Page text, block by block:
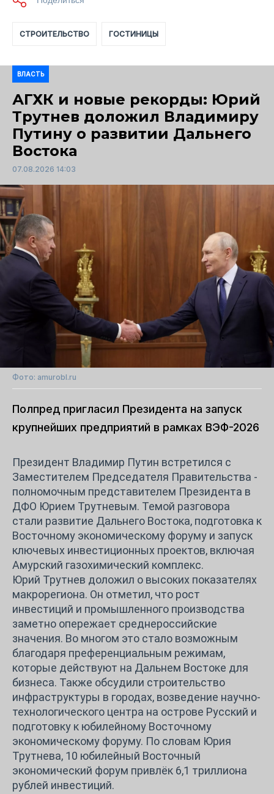
СТРОИТЕЛЬСТВО ГОСТИНИЦЫ
ВЛАСТЬ
АГХК и новые рекорды: Юрий
Трутнев доложил Владимиру
Путину о развитии Дальнего
Востока
07.08.2026 14:03
Фото: amurobl.ru
Полпред пригласил Президента на запуск
крупнейших предприятий в рамках ВЭФ-2026
Президент Владимир Путин встретился с
Заместителем Председателя Правительства -
полномочным представителем Президента в
ДФО Юрием Трутневым. Темой разговора
стали развитие Дальнего Востока, подготовка к
Восточному экономическому форуму и запуск
ключевых инвестиционных проектов, включая
Амурский газохимический комплекс.
Юрий Трутнев доложил о высоких показателях
макрорегиона. Он отметил, что рост
инвестиций и промышленного производства
заметно опережает среднероссийские
значения. Во многом это стало возможным
благодаря преференциальным режимам,
которые действуют на Дальнем Востоке для
бизнеса. Также обсудили строительство
инфраструктуры в городах, возведение научно-
технологического центра на острове Русский и
подготовку к юбилейному Восточному
экономическому форуму. По словам Юрия
Трутнева, 10 юбилейный Восточный
экономический форум привлёк 6,1 триллиона
рублей инвестиций.